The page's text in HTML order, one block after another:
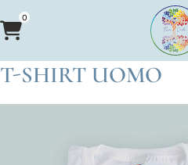
0
T-SHIRT UOMO